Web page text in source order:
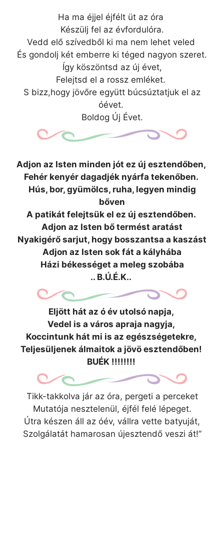
Ha ma éjjel éjfélt üt az óra
Készülj fel az évfordulóra.
Vedd elő szívedből ki ma nem lehet veled
És gondolj két emberre ki téged nagyon szeret.
Így köszöntsd az új évet,
Felejtsd el a rossz emléket.
S bizz,hogy jövőre együtt búcsúztatjuk el az
óévet.
Boldog Új Évet.
Adjon az Isten minden jót ez új esztendőben,
Fehér kenyér dagadjék nyárfa tekenőben.
Hús, bor, gyümölcs, ruha, legyen mindig
bőven
A patikát felejtsük el ez új esztendőben.
Adjon az Isten bő termést aratást
Nyakigérő sarjut, hogy bosszantsa a kaszást
Adjon az Isten sok fát a kályhába
Házi békességet a meleg szobába
.. B.Ú.É.K..
Eljött hát az ó év utolsó napja,
Vedel is a város apraja nagyja,
Koccintunk hát mi is az egészségetekre,
Teljesüljenek álmaitok a jövö esztendőben!
BUÉK !!!!!!!!
Tikk-takkolva jár az óra, pergeti a perceket
Mutatója nesztelenül, éjfél felé lépeget.
Útra készen áll az óév, vállra vette batyuját,
Szolgálatát hamarosan újesztendő veszi át!”